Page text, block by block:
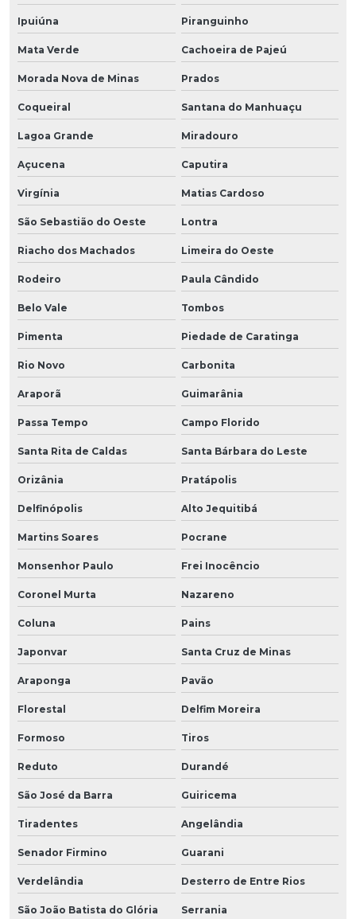
Ipuiúna Piranguinho
Mata Verde Cachoeira de Pajeú
Morada Nova de Minas Prados
Coqueiral Santana do Manhuaçu
Lagoa Grande Miradouro
Açucena Caputira
Virgínia Matias Cardoso
São Sebastião do Oeste Lontra
Riacho dos Machados Limeira do Oeste
Rodeiro Paula Cândido
Belo Vale Tombos
Pimenta Piedade de Caratinga
Rio Novo Carbonita
Araporã Guimarânia
Passa Tempo Campo Florido
Santa Rita de Caldas Santa Bárbara do Leste
Orizânia Pratápolis
Delfinópolis Alto Jequitibá
Martins Soares Pocrane
Monsenhor Paulo Frei Inocêncio
Coronel Murta Nazareno
Coluna Pains
Japonvar Santa Cruz de Minas
Araponga Pavão
Florestal Delfim Moreira
Formoso Tiros
Reduto Durandé
São José da Barra Guiricema
Tiradentes Angelândia
Senador Firmino Guarani
Verdelândia Desterro de Entre Rios
São João Batista do Glória Serrania